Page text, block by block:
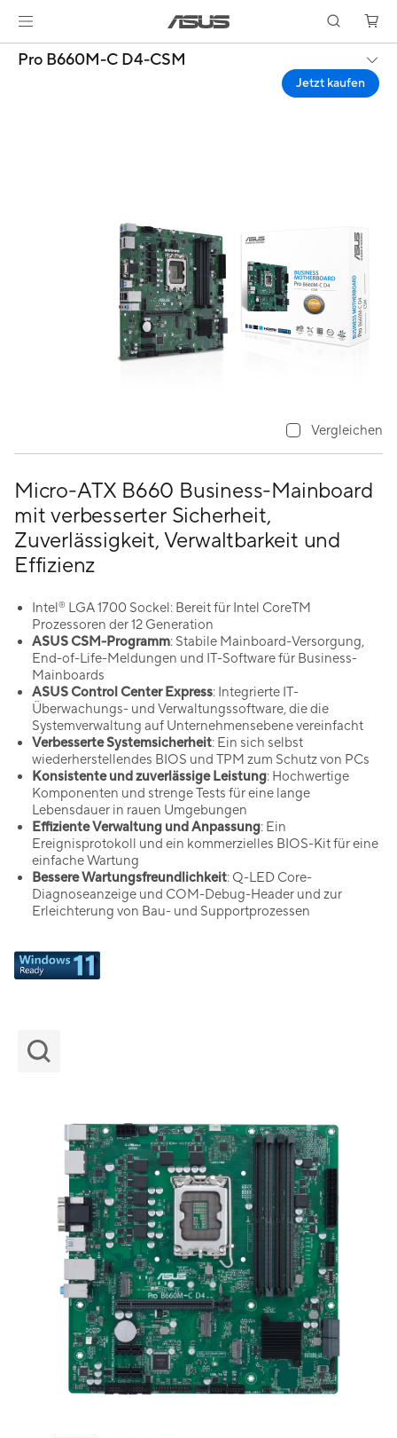
Pro B660M-C D4-CSM
Jetzt kaufen
Micro-ATX B660 Business-Mainboard
mit verbesserter Sicherheit,
Zuverlässigkeit, Verwaltbarkeit und
Effizienz
Intel® LGA 1700 Sockel: Bereit für Intel CoreTM
Prozessoren der 12 Generation
ASUS CSM-Programm: Stabile Mainboard-Versorgung,
End-of-Life-Meldungen und IT-Software für Business-
Mainboards
ASUS Control Center Express: Integrierte IT-
Überwachungs- und Verwaltungssoftware, die die
Systemverwaltung auf Unternehmensebene vereinfacht
Verbesserte Systemsicherheit: Ein sich selbst
wiederherstellendes BIOS und TPM zum Schutz von PCs
Konsistente und zuverlässige Leistung: Hochwertige
Komponenten und strenge Tests für eine lange
Lebensdauer in rauen Umgebungen
Effiziente Verwaltung und Anpassung: Ein
Ereignisprotokoll und ein kommerzielles BIOS-Kit für eine
einfache Wartung
Bessere Wartungsfreundlichkeit: Q-LED Core-
Diagnoseanzeige und COM-Debug-Header und zur
Erleichterung von Bau- und Supportprozessen
Vergleichen